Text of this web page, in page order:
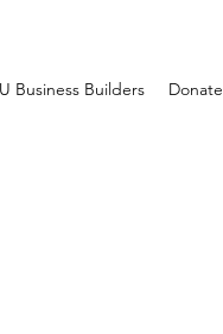
Business Builders Donate